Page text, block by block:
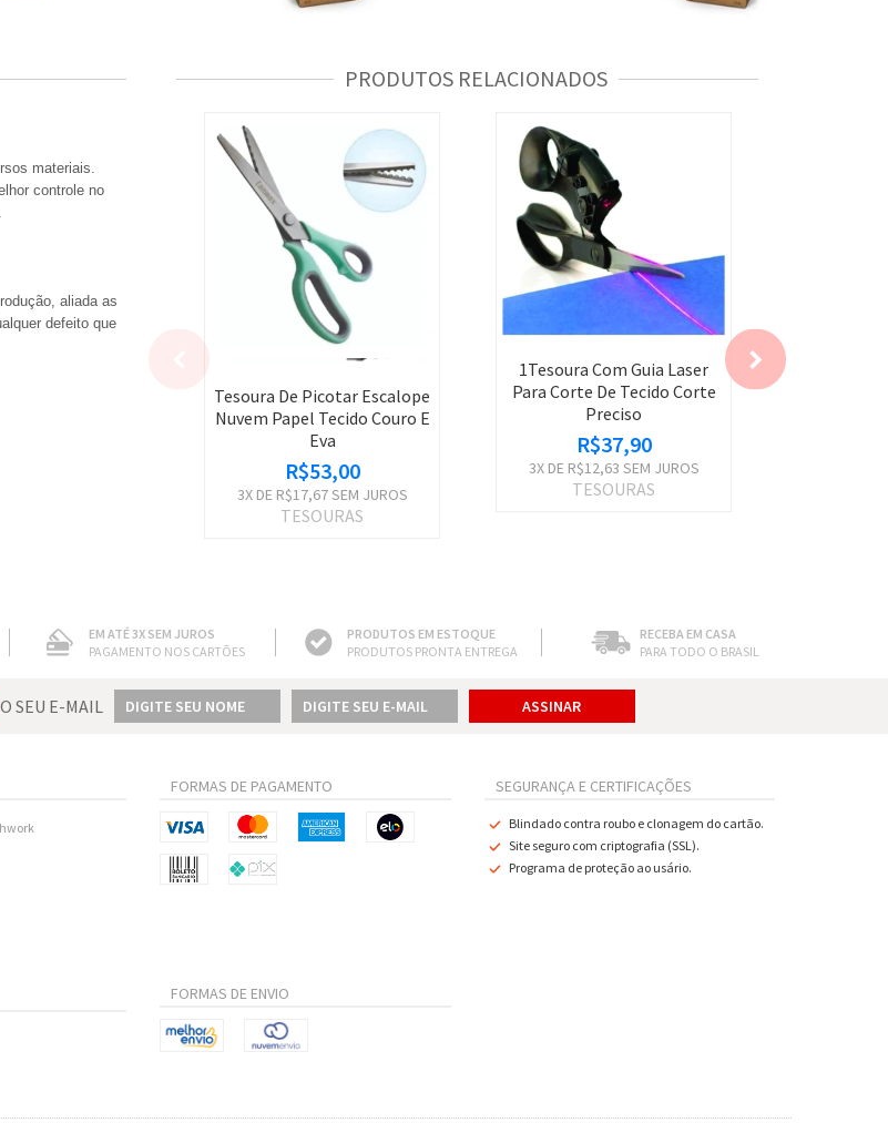
materiais.
controle no
aliada as
defeito que
PRODUTOS RELACIONADOS
Tesoura De Picotar Escalope
Nuvem Papel Tecido Couro E
Eva
R$53,00
3X DE R$17,67SEM JUROS
TESOURAS
1Tesoura Com Guia Laser
Para Corte De Tecido Corte
Preciso
R$37,90
3X DE R$12,63 SEM JUROS
TESOURAS
EM ATÉ 3X SEM JUROS
PAGAMENTO NOS CARTÕES
PRODUTOS EM ESTOQUE
PRODUTOS PRONTA ENTREGA
RECEBA EM CASA
PARA TODO O BRASIL
SEU E-MAIL
FORMAS DE PAGAMENTO
FORMAS DE ENVIO
SEGURANÇA E CERTIFICAÇÕES
Blindado contra roubo e clonagem do cartão.
Site seguro com criptografia (SSL).
Programa de proteção ao usário.